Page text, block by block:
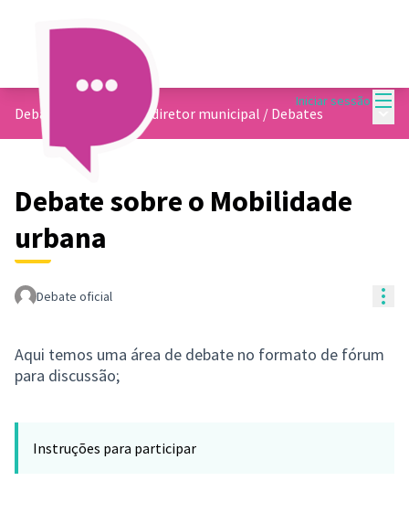
Iniciar sessão
Debate sobre o plano diretor municipal / Debates
Debate sobre o Mobilidade
urbana
Debate oficial
Aqui temos uma área de debate no formato de fórum
para discussão;
Instruções para participar